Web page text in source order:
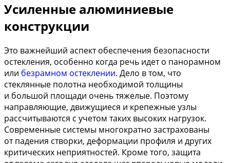
Усиленные алюминиевые
конструкции
Это важнейший аспект обеспечения безопасности
остекления, особенно когда речь идет о панорамном
или безрамном остеклении. Дело в том, что
стеклянные полотна необходимой толщины
и большой площади очень тяжелые. Поэтому
направляющие, движущиеся и крепежные узлы
рассчитываются с учетом таких высоких нагрузок.
Современные системы многократно застрахованы
от падения створки, деформации профиля и других
критических неприятностей. Кроме того, защита